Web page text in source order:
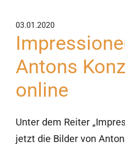
03.01.2020
Antons
online
Unter dem Reiter
jetzt die Bilder von